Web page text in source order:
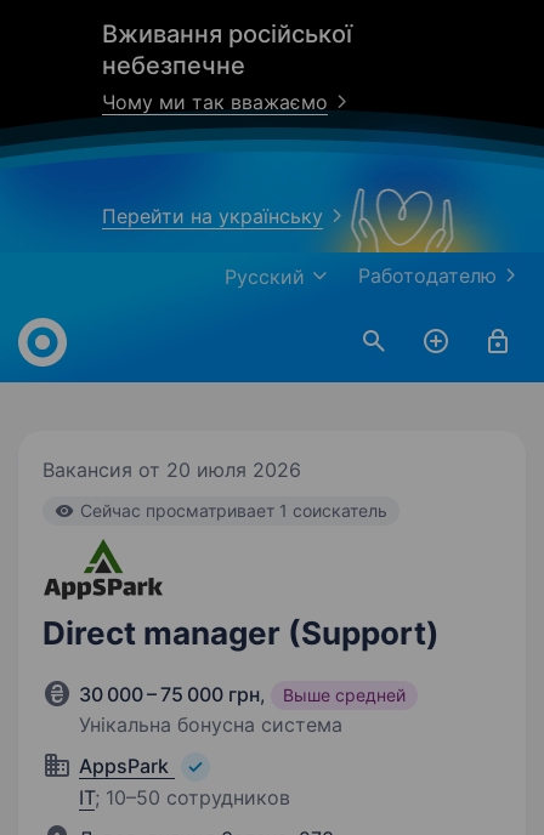
Вживання російської
небезпечне
Чому ми так вважаємо
Перейти на українську
Работодателю
Русский
Work.ua
Вакансия от 20 июля 2026
Cейчас просматривает 1 соискатель
Direct manager (Support)
30 000 – 75 000 грн, Выше средней
Унікальна бонусна система
AppsPark
IT; 10–50 сотрудников